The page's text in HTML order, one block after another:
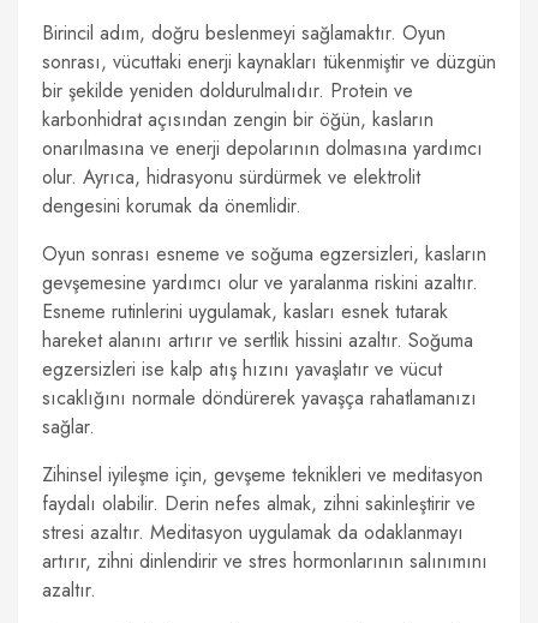
Birincil adım, doğru beslenmeyi sağlamaktır. Oyun
sonrası, vücuttaki enerji kaynakları tükenmiştir ve düzgün
bir şekilde yeniden doldurulmalıdır. Protein ve
karbonhidrat açısından zengin bir öğün, kasların
onarılmasına ve enerji depolarının dolmasına yardımcı
olur. Ayrıca, hidrasyonu sürdürmek ve elektrolit
dengesini korumak da önemlidir.
Oyun sonrası esneme ve soğuma egzersizleri, kasların
gevşemesine yardımcı olur ve yaralanma riskini azaltır.
Esneme rutinlerini uygulamak, kasları esnek tutarak
hareket alanını artırır ve sertlik hissini azaltır. Soğuma
egzersizleri ise kalp atış hızını yavaşlatır ve vücut
sıcaklığını normale döndürerek yavaşça rahatlamanızı
sağlar.
Zihinsel iyileşme için, gevşeme teknikleri ve meditasyon
faydalı olabilir. Derin nefes almak, zihni sakinleştirir ve
stresi azaltır. Meditasyon uygulamak da odaklanmayı
artırır, zihni dinlendirir ve stres hormonlarının salınımını
azaltır.